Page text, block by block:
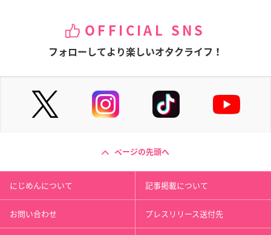
OFFICIAL SNS
フォローしてより楽しいオタクライフ！
ページの先頭へ
にじめんについて 記事掲載について
お問い合わせ プレスリリース送付先